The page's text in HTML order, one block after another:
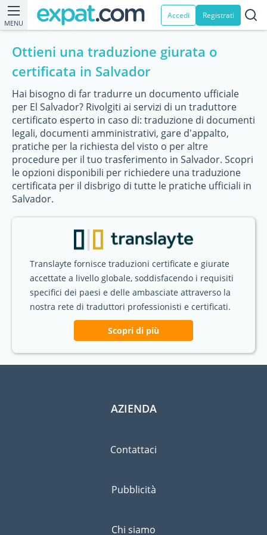
MENU
Accedi Registrati
Ottieni una traduzione giurata o
certificata in Salvador
Hai bisogno di far tradurre un documento ufficiale
per El Salvador? Rivolgiti ai servizi di un traduttore
certificato esperto in caso di: traduzione di documenti
legali, documenti amministrativi, gare d'appalto,
pratiche per la richiesta del visto o per altre
procedure per il tuo trasferimento in Salvador. Scopri
le opzioni disponibili per richiedere una traduzione
certificata per il disbrigo di tutte le pratiche ufficiali in
Salvador.
Translayte fornisce traduzioni certificate e giurate
accettate a livello globale, soddisfacendo i requisiti
specifici dei paesi e delle ambasciate attraverso la
nostra rete di traduttori professionisti e certificati.
Scopri di più
AZIENDA
Contattaci
Pubblicità
Chi siamo